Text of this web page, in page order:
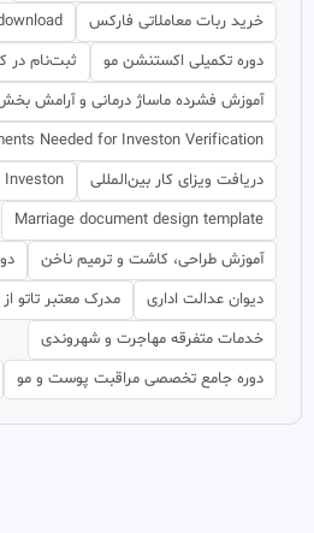
خرید ربات معاملاتی فارکس
دوره تکمیلی اکستنشن مو
ثبت‌نام در
آموزش فشرده ماساژ درمانی و آرامش
Needed for Investon Verification
دریافت ویزای کار بین‌المللی
Investon
Marriage document design template
آموزش طراحی، کاشت و ترمیم ناخن
دیوان عدالت اداری
مدرک معتبر تاتو
خدمات متفرقه مهاجرت و شهروندی
دوره جامع تخصصی مراقبت پوست و مو